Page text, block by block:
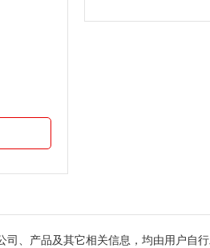
司、产品及其它相关信息，均由用户自行